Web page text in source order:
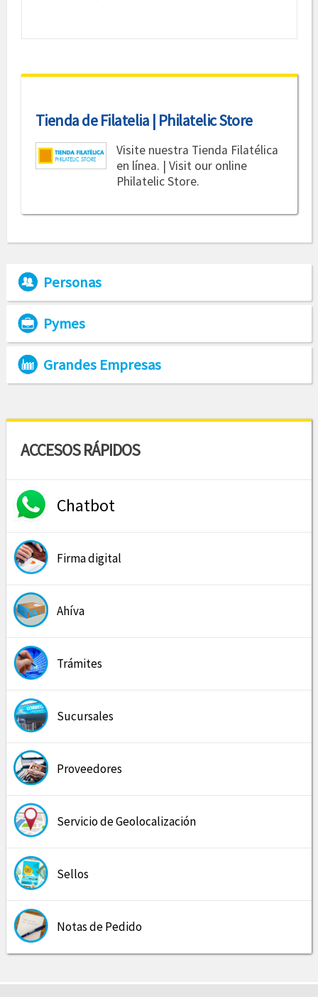
Tienda de Filatelia | Philatelic Store
Visite nuestra Tienda Filatélica
en línea. | Visit our online
Philatelic Store.
Personas
Pymes
Grandes Empresas
ACCESOS RÁPIDOS
Chatbot
Firma digital
Ahíva
Trámites
Sucursales
Proveedores
Servicio de Geolocalización
Sellos
Notas de Pedido